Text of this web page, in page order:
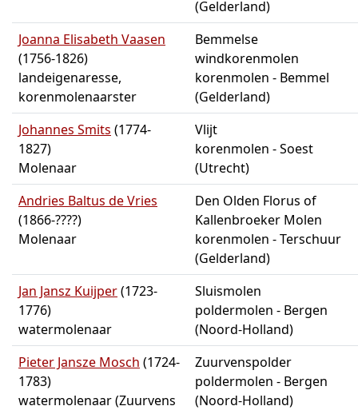
(Gelderland)
Joanna Elisabeth Vaasen
(1756-1826)
landeigenaresse,
korenmolenaarster
Bemmelse
windkorenmolen
korenmolen - Bemmel
(Gelderland)
Johannes Smits (1774-
1827)
Molenaar
Vlijt
korenmolen - Soest
(Utrecht)
Andries Baltus de Vries
(1866-????)
Molenaar
Den Olden Florus of
Kallenbroeker Molen
korenmolen - Terschuur
(Gelderland)
Jan Jansz Kuijper(1723-
1776)
watermolenaar
Sluismolen
poldermolen - Bergen
(Noord-Holland)
Pieter Jansze Mosch (1724-
1783)
watermolenaar (Zuurvens
Zuurvenspolder
poldermolen - Bergen
(Noord-Holland)